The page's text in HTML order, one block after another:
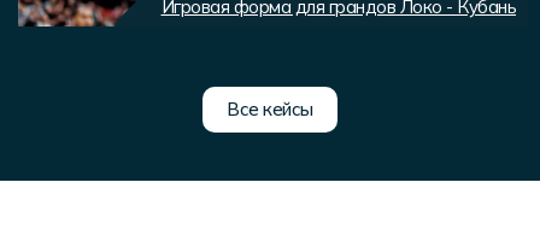
Игровая форма для грандов Локо - Кубань
Все кейсы